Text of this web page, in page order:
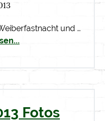
und …
Fotos